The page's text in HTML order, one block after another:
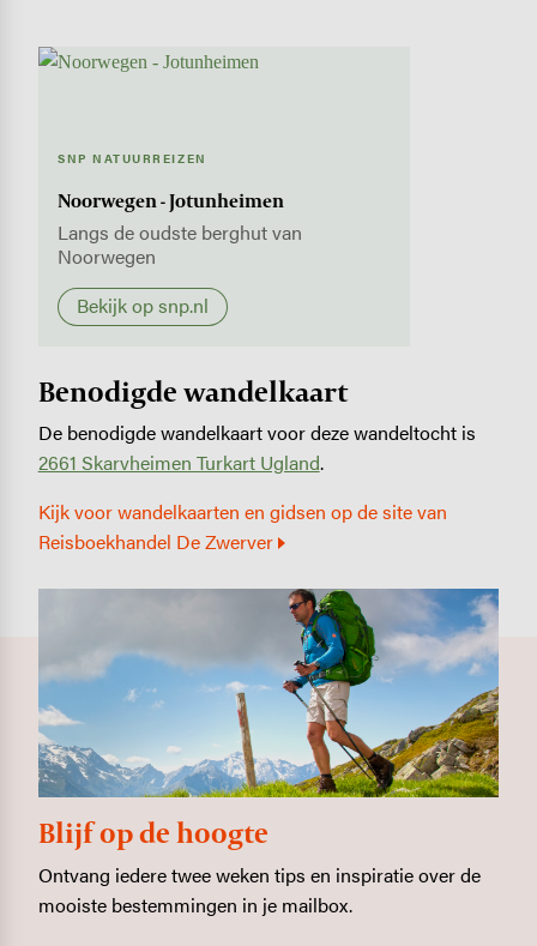
SNP NATUURREIZEN
Noorwegen - Jotunheimen
Langs de oudste berghut van
Noorwegen
Bekijk op snp.nl
Benodigde wandelkaart
De benodigde wandelkaart voor deze wandeltocht is
2661 Skarvheimen Turkart Ugland.
Kijk voor wandelkaarten en gidsen op de site van
Reisboekhandel De Zwerver
Blijf op de hoogte
Ontvang iedere twee weken tips en inspiratie over de
mooiste bestemmingen in je mailbox.